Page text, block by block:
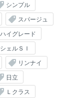
シンプル
スパージュ
ハイグレード
ェルＳＩ
リンナイ
日立
Ｌクラス